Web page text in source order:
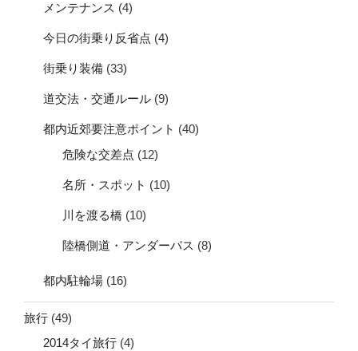
メンテナンス (4)
今日の街乗り反省点 (4)
街乗り装備 (33)
道交法・交通ルール (9)
都内近郊要注意ポイント (40)
危険な交差点 (12)
名所・スポット (10)
川を渡る橋 (10)
陸橋側道・アンダーパス (8)
都内駐輪場 (16)
旅行 (49)
2014タイ旅行 (4)